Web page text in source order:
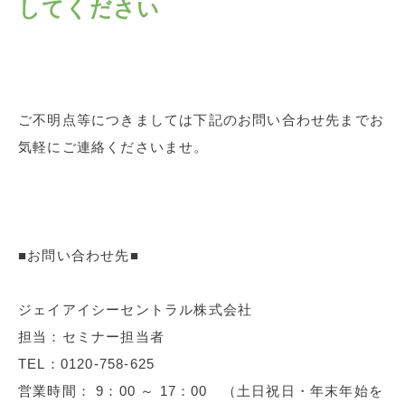
してください
ご不明点等につきましては下記のお問い合わせ先までお
気軽にご連絡くださいませ。
■お問い合わせ先■
ジェイアイシーセントラル株式会社
担当：セミナー担当者
TEL：0120-758-625
営業時間： 9：00 ～ 17：00 （土日祝日・年末年始を